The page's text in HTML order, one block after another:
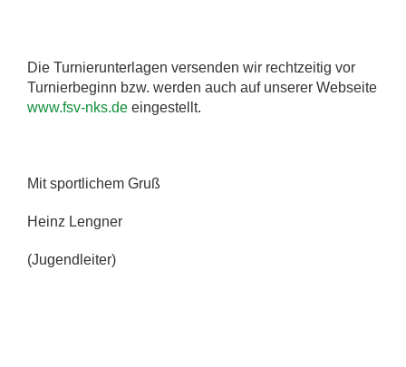
Die Turnierunterlagen versenden wir rechtzeitig vor
Turnierbeginn bzw. werden auch auf unserer Webseite
www.fsv-nks.de eingestellt.
Mit sportlichem Gruß
Heinz Lengner
(Jugendleiter)